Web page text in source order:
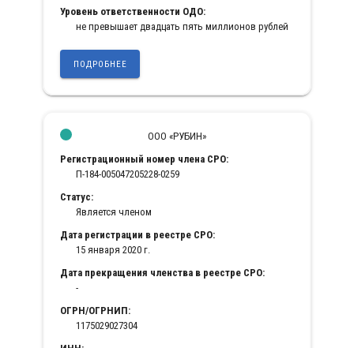
Уровень ответственности ОДО:
не превышает двадцать пять миллионов рублей
ПОДРОБНЕЕ
ООО «РУБИН»
Регистрационный номер члена СРО:
П-184-005047205228-0259
Статус:
Является членом
Дата регистрации в реестре СРО:
15 января 2020 г.
Дата прекращения членства в реестре СРО:
-
ОГРН/ОГРНИП:
1175029027304